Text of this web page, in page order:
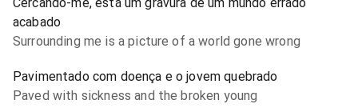
acabado
Surrounding me is a picture of a world gone wrong
Pavimentado com doença e o jovem quebrado
Paved with sickness and the broken young